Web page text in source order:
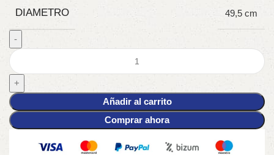
DIAMETRO 49,5 cm
Añadir al carrito
Comprar ahora